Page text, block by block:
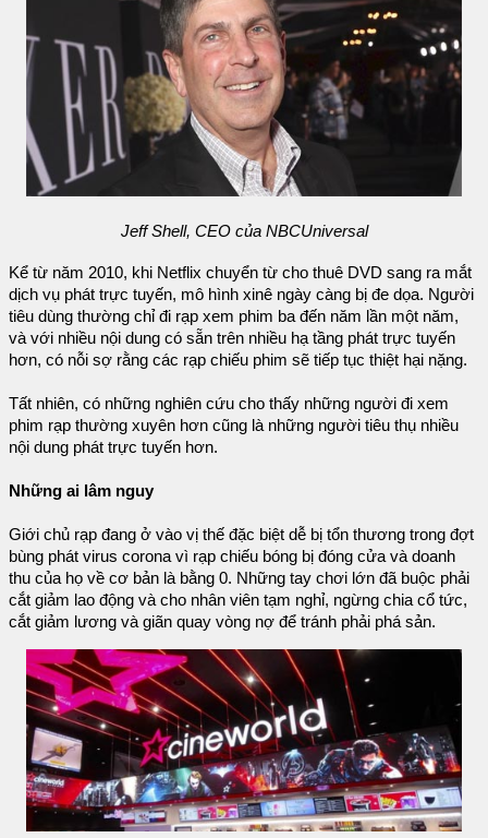
Jeff Shell, CEO của NBCUniversal
Kể từ năm 2010, khi Netflix chuyển từ cho thuê DVD sang ra mắt
dịch vụ phát trực tuyến, mô hình xinê ngày càng bị đe dọa. Người
tiêu dùng thường chỉ đi rạp xem phim ba đến năm lần một năm,
và với nhiều nội dung có sẵn trên nhiều hạ tầng phát trực tuyến
hơn, có nỗi sợ rằng các rạp chiếu phim sẽ tiếp tục thiệt hại nặng.
Tất nhiên, có những nghiên cứu cho thấy những người đi xem
phim rạp thường xuyên hơn cũng là những người tiêu thụ nhiều
nội dung phát trực tuyến hơn.
Những ai lâm nguy
Giới chủ rạp đang ở vào vị thế đặc biệt dễ bị tổn thương trong đợt
bùng phát virus corona vì rạp chiếu bóng bị đóng cửa và doanh
thu của họ về cơ bản là bằng 0. Những tay chơi lớn đã buộc phải
cắt giảm lao động và cho nhân viên tạm nghỉ, ngừng chia cổ tức,
cắt giảm lương và giãn quay vòng nợ để tránh phải phá sản.